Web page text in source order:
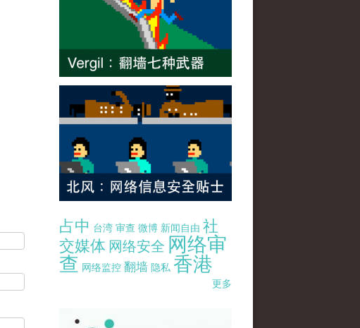
占中 台湾 审查 微博 新闻自由 社
交媒体 网络安全 网络审
查 网络监控 翻墙 隐私 香港
更多
pao-pao-banner-mirror-site-120814.jpg